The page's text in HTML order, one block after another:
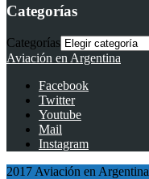
Categorías
Categorías
Aviación en Argentina
Facebook
Twitter
Youtube
Mail
Instagram
2017 Aviación en Argentina